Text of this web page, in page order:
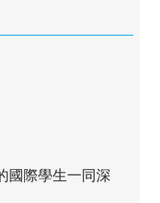
國際學生一同深